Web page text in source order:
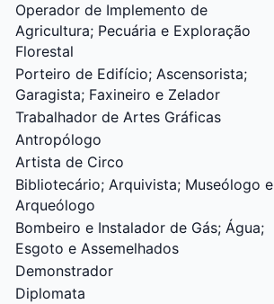
Operador de Implemento de
Agricultura; Pecuária e Exploração
Florestal
Porteiro de Edifício; Ascensorista;
Garagista; Faxineiro e Zelador
Trabalhador de Artes Gráficas
Antropólogo
Artista de Circo
Bibliotecário; Arquivista; Museólogo e
Arqueólogo
Bombeiro e Instalador de Gás; Água;
Esgoto e Assemelhados
Demonstrador
Diplomata